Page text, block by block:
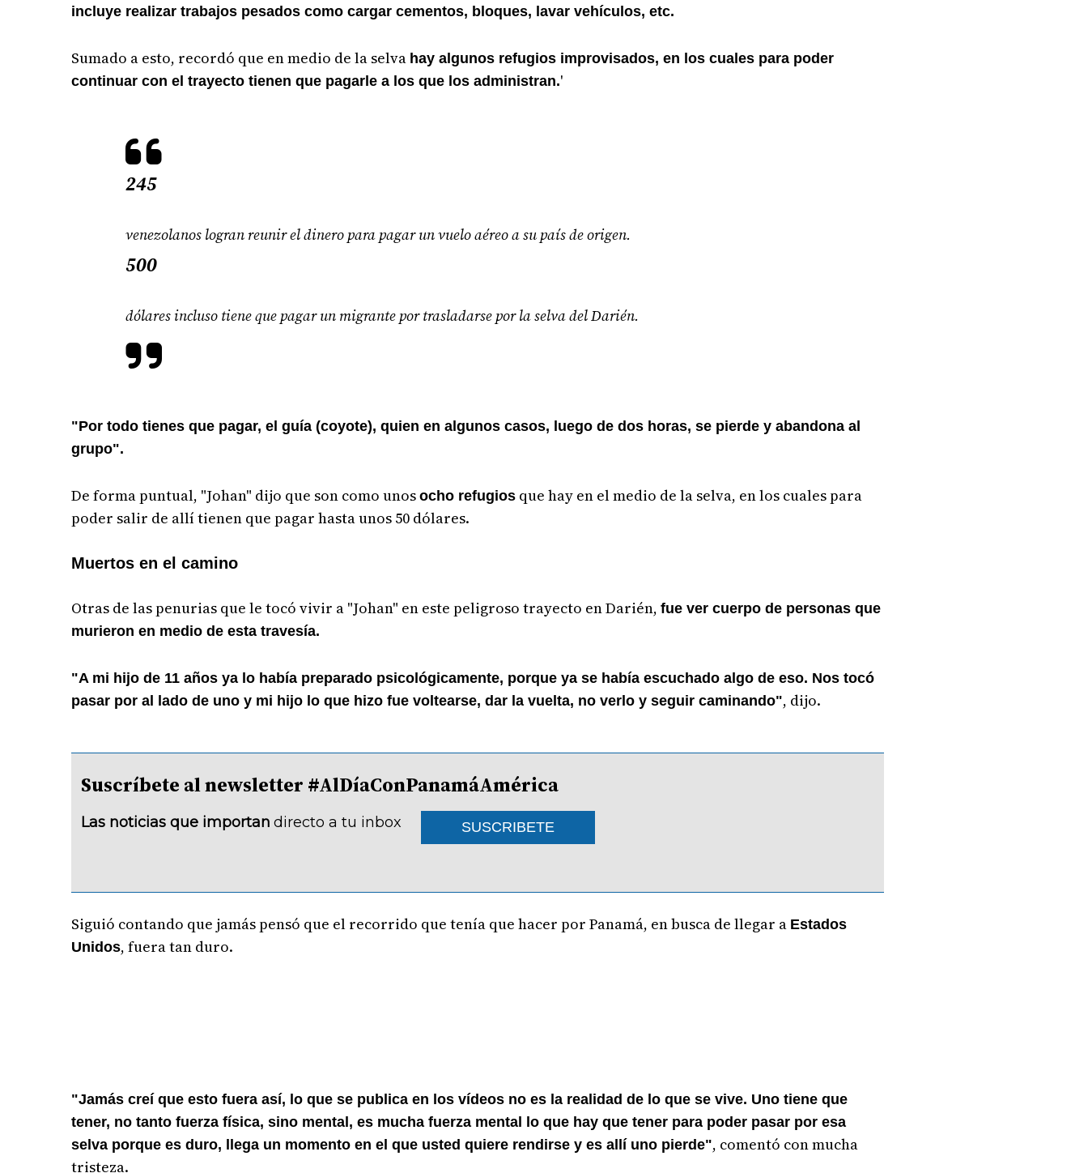
incluye realizar trabajos pesados como cargar cementos, bloques, lavar vehículos, etc.
Sumado a esto, recordó que en medio de la selva hay algunos refugios improvisados, en los cuales para poder
continuar con el trayecto tienen que pagarle a los que los administran.'
245
venezolanos logran reunir el dinero para pagar un vuelo aéreo a su país de origen.
500
dólares incluso tiene que pagar un migrante por trasladarse por la selva del Darién.
"Por todo tienes que pagar, el guía (coyote), quien en algunos casos, luego de dos horas, se pierde y abandona al
grupo".
De forma puntual, "Johan" dijo que son como unosocho refugios que hay en el medio de la selva, en los cuales para
poder salir de allí tienen que pagar hasta unos 50 dólares.
Muertos en el camino
Otras de las penurias que le tocó vivir a "Johan" en este peligroso trayecto en Darién,fue ver cuerpo de personas que
murieron en medio de esta travesía.
"A mi hijo de 11 años ya lo había preparado psicológicamente, porque ya se había escuchado algo de eso. Nos tocó
pasar por al lado de uno y mi hijo lo que hizo fue voltearse, dar la vuelta, no verlo y seguir caminando", dijo.
Suscríbete al newsletter #AlDíaConPanamáAmérica
Las noticias que importan directo a tu inbox SUSCRIBETE
Siguió contando que jamás pensó que el recorrido que tenía que hacer por Panamá, en busca de llegar a Estados
Unidos, fuera tan duro.
"Jamás creí que esto fuera así, lo que se publica en los vídeos no es la realidad de lo que se vive. Uno tiene que
tener, no tanto fuerza física, sino mental, es mucha fuerza mental lo que hay que tener para poder pasar por esa
selva porque es duro, llega un momento en el que usted quiere rendirse y es allí uno pierde", comentó con mucha
tristeza.